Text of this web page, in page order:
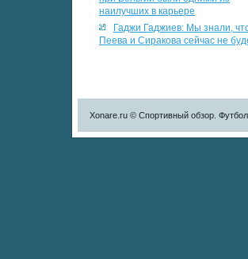
наилучших в карьере
Гаджи Гаджиев: Мы знали,
Пеева и Сиракова сейчас не
Xonare.ru © Спортивный обзор.